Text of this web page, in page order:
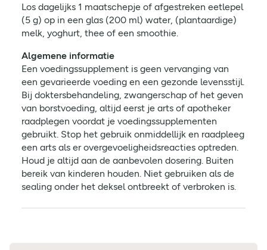
Los dagelijks 1 maatschepje of afgestreken eetlepel
(5 g) op in een glas (200 ml) water, (plantaardige)
melk, yoghurt, thee of een smoothie.
Algemene informatie
Een voedingssupplement is geen vervanging van
een gevarieerde voeding en een gezonde levensstijl.
Bij doktersbehandeling, zwangerschap of het geven
van borstvoeding, altijd eerst je arts of apotheker
raadplegen voordat je voedingssupplementen
gebruikt. Stop het gebruik onmiddellijk en raadpleeg
een arts als er overgevoeligheidsreacties optreden.
Houd je altijd aan de aanbevolen dosering. Buiten
bereik van kinderen houden. Niet gebruiken als de
sealing onder het deksel ontbreekt of verbroken is.